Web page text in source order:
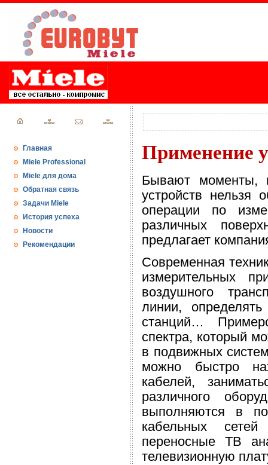
Главная
Miele Professional
Miele для дома
Обратная связь
Задачи Miele
История успеха
Новости
Рекомендации
Применение
Бывают моменты,
устройств нельзя
операции по
различных
предлагает
Современная
измерительных
воздушного
линии,
станций…
спектра, который
в подвижных
можно быстро
кабелей,
различного
выполняются в
кабельных
переносные ТВ
телевизионную